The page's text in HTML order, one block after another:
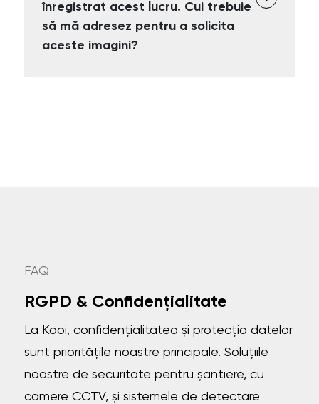
înregistrat acest lucru. Cui trebuie
să mă adresez pentru a solicita
aceste imagini?
FAQ
RGPD & Confidențialitate
La Kooi, confidențialitatea și protecția datelor
sunt prioritățile noastre principale. Soluțiile
noastre de securitate pentru șantiere, cu
camere CCTV, și sistemele de detectare